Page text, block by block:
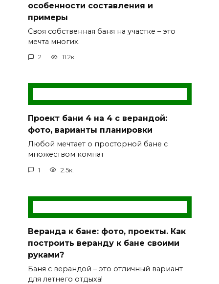
особенности составления и
примеры
Своя собственная баня на участке – это
мечта многих.
2 11.2к.
Проект бани 4 на 4 с верандой:
фото, варианты планировки
Любой мечтает о просторной бане с
множеством комнат
1 2.5к.
Веранда к бане: фото, проекты. Как
построить веранду к бане своими
руками?
Баня с верандой – это отличный вариант
для летнего отдыха!